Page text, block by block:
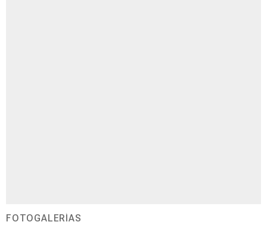
FOTOGALERÍAS